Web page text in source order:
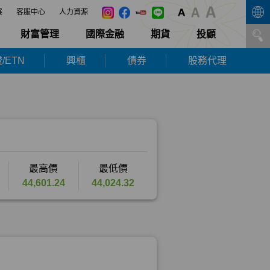
客服中心 人力資源
財富管理 國際金融 期貨 投顧
ETN 興櫃 債券 股務代理